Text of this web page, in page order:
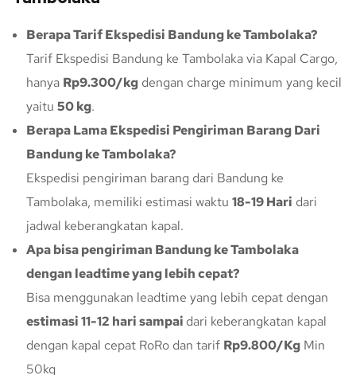
Berapa Tarif Ekspedisi Bandung ke Tambolaka?
Tarif Ekspedisi Bandung ke Tambolaka via Kapal Cargo,
hanya Rp9.300/kg dengan charge minimum yang kecil
yaitu 50 kg.
Berapa Lama Ekspedisi Pengiriman Barang Dari
Bandung ke Tambolaka?
Ekspedisi pengiriman barang dari Bandung ke
Tambolaka, memiliki estimasi waktu 18-19 Hari dari
jadwal keberangkatan kapal.
Apa bisa pengiriman Bandung ke Tambolaka
dengan leadtime yang lebih cepat?
Bisa menggunakan leadtime yang lebih cepat dengan
estimasi 11-12 hari sampai dari keberangkatan kapal
dengan kapal cepat RoRo dan tarif Rp9.800/Kg Min
50kg